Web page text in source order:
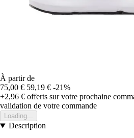
À partir de
75,00 € 59,19 € -21%
+2,96 € offerts sur votre prochaine
validation de votre commande
Loading...
Description